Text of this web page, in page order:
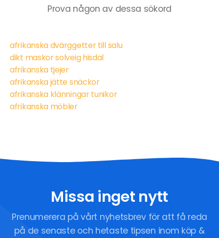
Prova någon av dessa sökord
afrikanska dvärggetter till salu
dikt maskor solveig hisdal
afrikanska tjejer
afrikanska jätte snäckor
afrikanska klänningar tunikor
afrikanska möbler
Missa inget nytt
Prenumerera på vårt nyhetsbrev för att få reda
på de senaste och hetaste tipsen inom köp &